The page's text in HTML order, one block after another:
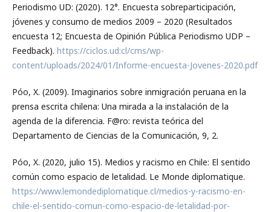
Periodismo UD: (2020). 12°. Encuesta sobreparticipación,
jóvenes y consumo de medios 2009 – 2020 (Resultados
encuesta 12; Encuesta de Opinión Pública Periodismo UDP –
Feedback). https://ciclos.ud:cl/cms/wp-
content/uploads/2024/01/Informe-encuesta-Jovenes-2020.pdf
Póo, X. (2009). Imaginarios sobre inmigración peruana en la
prensa escrita chilena: Una mirada a la instalación de la
agenda de la diferencia. F@ro: revista teórica del
Departamento de Ciencias de la Comunicación, 9, 2.
Póo, X. (2020, julio 15). Medios y racismo en Chile: El sentido
común como espacio de letalidad. Le Monde diplomatique.
https://www.lemondediplomatique.cl/medios-y-racismo-en-
chile-el-sentido-comun-como-espacio-de-letalidad-por-